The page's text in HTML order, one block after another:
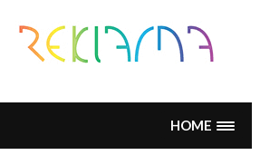
content
HOME